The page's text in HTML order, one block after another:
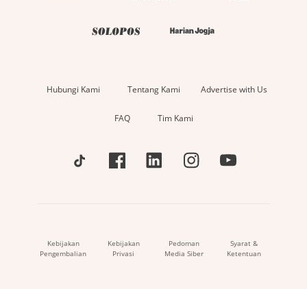
Hubungi Kami Tentang Kami Advertise with Us
FAQ Tim Kami
Kebijakan
Pengembalian
Kebijakan
Privasi
Pedoman
Media Siber
Syarat &
Ketentuan